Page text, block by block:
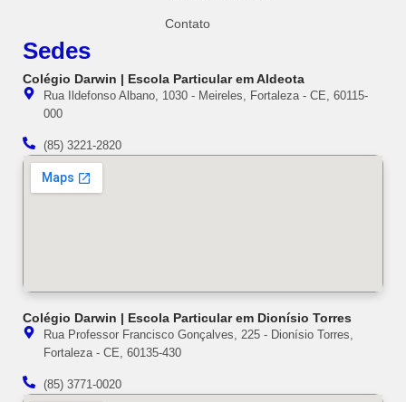
Contato
Sedes
Colégio Darwin | Escola Particular em Aldeota
Rua Ildefonso Albano, 1030 - Meireles, Fortaleza - CE, 60115-
000
(85) 3221-2820
Colégio Darwin | Escola Particular em Dionísio Torres
Rua Professor Francisco Gonçalves, 225 - Dionísio Torres,
Fortaleza - CE, 60135-430
(85) 3771-0020